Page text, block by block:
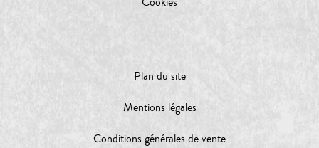
Plan du site
Mentions légales
Conditions générales de vente